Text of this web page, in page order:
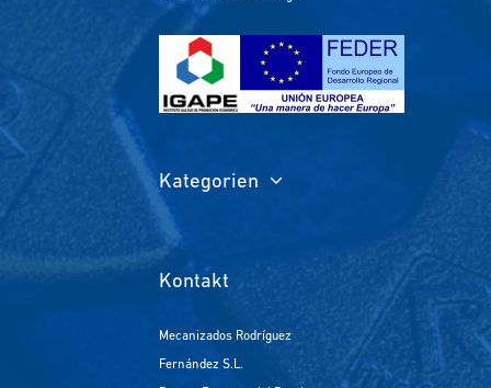
Kategorien
Kontakt
Mecanizados Rodríguez
Fernández S.L.